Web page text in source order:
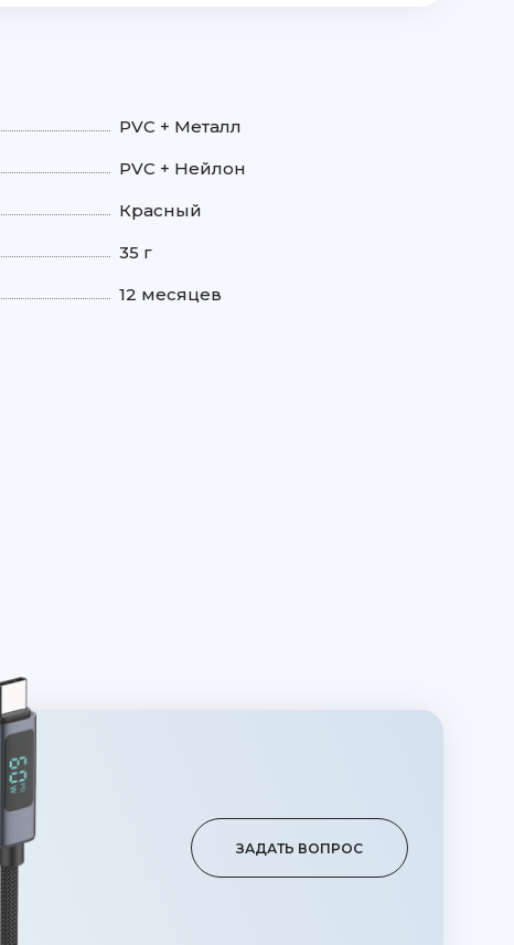
PVC + Металл
PVC + Нейлон
Красный
35 г
12 месяцев
ЗАДАТЬ ВОПРОС